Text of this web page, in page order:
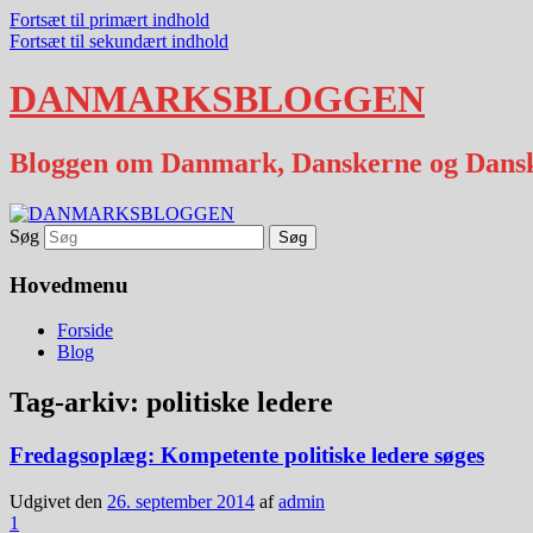
Fortsæt til primært indhold
Fortsæt til sekundært indhold
DANMARKSBLOGGEN
Bloggen om Danmark, Danskerne og
Søg
Hovedmenu
Forside
Blog
Tag-arkiv: politiske ledere
Fredagsoplæg: Kompetente politiske ledere søges
Udgivet den 26. september 2014 afadmin
1